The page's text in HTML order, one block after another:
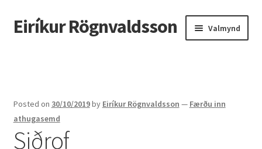
Fara
beint
Hoppa
yfir
Eiríkur Rögnvaldsson Valmynd
Ætt
Posted on 30/10/2019by Eiríkur Rögnvaldsson — Færðu inn
athugasemd
Siðrof